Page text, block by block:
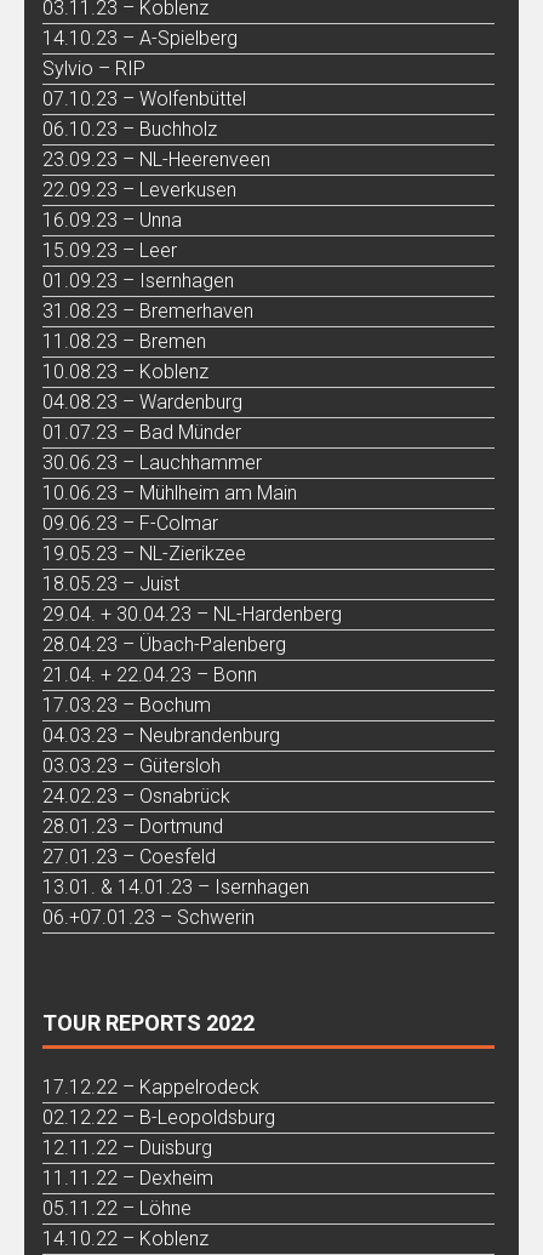
03.11.23 – Koblenz
14.10.23 – A-Spielberg
Sylvio – RIP
07.10.23 – Wolfenbüttel
06.10.23 – Buchholz
23.09.23 – NL-Heerenveen
22.09.23 – Leverkusen
16.09.23 – Unna
15.09.23 – Leer
01.09.23 – Isernhagen
31.08.23 – Bremerhaven
11.08.23 – Bremen
10.08.23 – Koblenz
04.08.23 – Wardenburg
01.07.23 – Bad Münder
30.06.23 – Lauchhammer
10.06.23 – Mühlheim am Main
09.06.23 – F-Colmar
19.05.23 – NL-Zierikzee
18.05.23 – Juist
29.04. + 30.04.23 – NL-Hardenberg
28.04.23 – Übach-Palenberg
21.04. + 22.04.23 – Bonn
17.03.23 – Bochum
04.03.23 – Neubrandenburg
03.03.23 – Gütersloh
24.02.23 – Osnabrück
28.01.23 – Dortmund
27.01.23 – Coesfeld
13.01. & 14.01.23 – Isernhagen
06.+07.01.23 – Schwerin
TOUR REPORTS 2022
17.12.22 – Kappelrodeck
02.12.22 – B-Leopoldsburg
12.11.22 – Duisburg
11.11.22 – Dexheim
05.11.22 – Löhne
14.10.22 – Koblenz